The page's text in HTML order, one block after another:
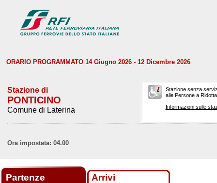
ORARIO PROGRAMMATO 14 Giugno 2026 - 12 Dicembre 2026
Stazione di
PONTICINO
Comune di Laterina
Stazione senza
alle Persone a
Informazioni sulle
Ora impostata: 04.00
Partenze Arrivi